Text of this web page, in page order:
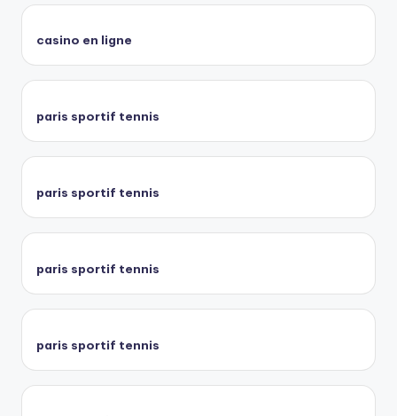
casino en ligne
paris sportif tennis
paris sportif tennis
paris sportif tennis
paris sportif tennis